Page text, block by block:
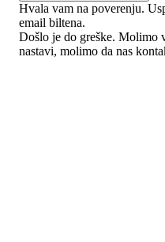
Hvala vam na poverenju.
email biltena.
Došlo je do greške. Molimo
nastavi, molimo da nas